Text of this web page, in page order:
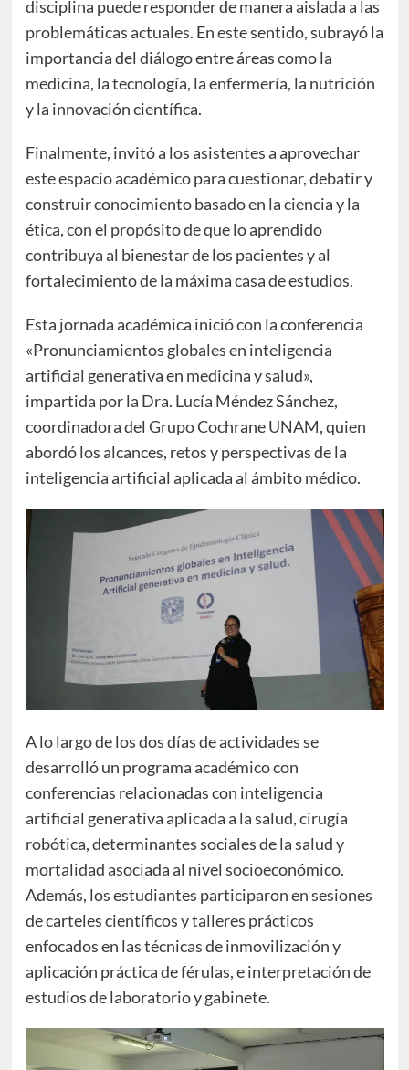
disciplina puede responder de manera aislada a las
problemáticas actuales. En este sentido, subrayó la
importancia del diálogo entre áreas como la
medicina, la tecnología, la enfermería, la nutrición
y la innovación científica.
Finalmente, invitó a los asistentes a aprovechar
este espacio académico para cuestionar, debatir y
construir conocimiento basado en la ciencia y la
ética, con el propósito de que lo aprendido
contribuya al bienestar de los pacientes y al
fortalecimiento de la máxima casa de estudios.
Esta jornada académica inició con la conferencia
«Pronunciamientos globales en inteligencia
artificial generativa en medicina y salud»,
impartida por la Dra. Lucía Méndez Sánchez,
coordinadora del Grupo Cochrane UNAM, quien
abordó los alcances, retos y perspectivas de la
inteligencia artificial aplicada al ámbito médico.
A lo largo de los dos días de actividades se
desarrolló un programa académico con
conferencias relacionadas con inteligencia
artificial generativa aplicada a la salud, cirugía
robótica, determinantes sociales de la salud y
mortalidad asociada al nivel socioeconómico.
Además, los estudiantes participaron en sesiones
de carteles científicos y talleres prácticos
enfocados en las técnicas de inmovilización y
aplicación práctica de férulas, e interpretación de
estudios de laboratorio y gabinete.